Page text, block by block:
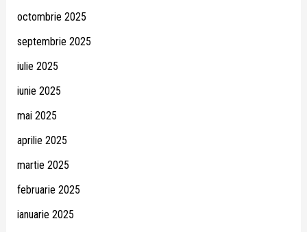
octombrie 2025
septembrie 2025
iulie 2025
iunie 2025
mai 2025
aprilie 2025
martie 2025
februarie 2025
ianuarie 2025